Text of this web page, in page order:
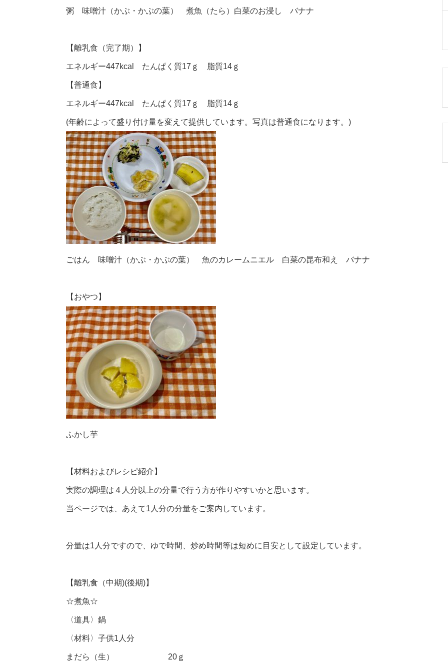
粥 味噌汁（かぶ・かぶの葉） 煮魚（たら）白菜のお浸し バナナ
【離乳食（完了期）】
エネルギー447kcal たんぱく質17ｇ 脂質14ｇ
【普通食】
エネルギー447kcal たんぱく質17ｇ 脂質14ｇ
(年齢によって盛り付け量を変えて提供しています。写真は普通食になります。)
ごはん 味噌汁（かぶ・かぶの葉） 魚のカレームニエル 白菜の昆布和え バナナ
【おやつ】
ふかし芋
【材料およびレシピ紹介】
実際の調理は４人分以上の分量で行う方が作りやすいかと思います。
当ページでは、あえて1人分の分量をご案内しています。
分量は1人分ですので、ゆで時間、炒め時間等は短めに目安として設定しています。
【離乳食（中期)(後期)】
☆煮魚☆
〈道具〉鍋
〈材料〉子供1人分
まだら（生） 20ｇ